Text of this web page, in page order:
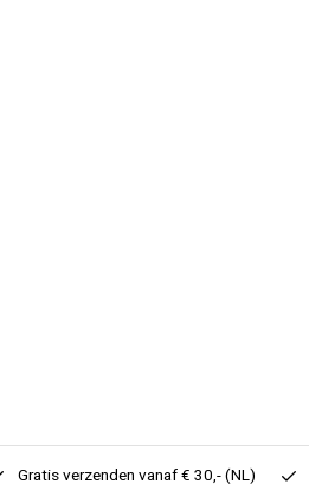
Gratis verzenden vanaf € 30,- (NL)